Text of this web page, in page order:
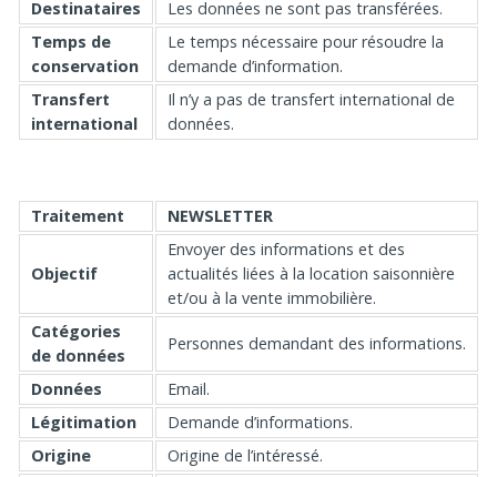
Destinataires
Les données ne sont pas transférées.
Temps de
conservation
Le temps nécessaire pour résoudre la
demande d’information.
Transfert
international
Il n’y a pas de transfert international de
données.
Traitement NEWSLETTER
Objectif
Envoyer des informations et des
actualités liées à la location saisonnière
et/ou à la vente immobilière.
Catégories
de données
Personnes demandant des informations.
Données
Email.
Légitimation
Demande d’informations.
Origine
Origine de l’intéressé.